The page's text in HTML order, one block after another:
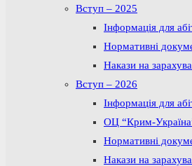
Вступ – 2025
Інформація для
Нормативні
Накази на
Вступ – 2026
Інформація для
ОЦ “Крим-
Нормативні
Накази на